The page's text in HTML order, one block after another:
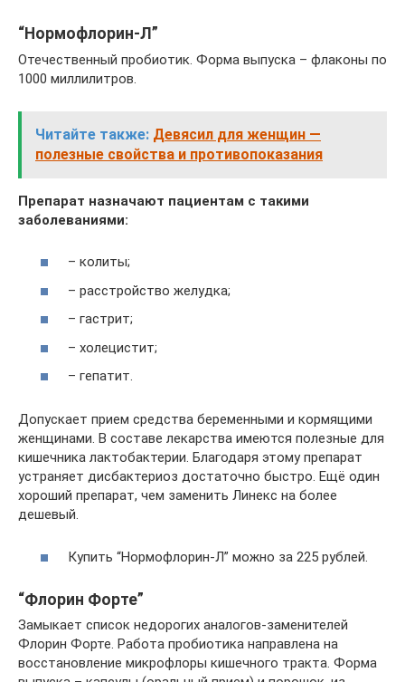
“Нормофлорин-Л”
Отечественный пробиотик. Форма выпуска – флаконы по
1000 миллилитров.
Читайте также: Девясил для женщин —
полезные свойства и противопоказания
Препарат назначают пациентам с такими
заболеваниями:
– колиты;
– расстройство желудка;
– гастрит;
– холецистит;
– гепатит.
Допускает прием средства беременными и кормящими
женщинами. В составе лекарства имеются полезные для
кишечника лактобактерии. Благодаря этому препарат
устраняет дисбактериоз достаточно быстро. Ещё один
хороший препарат, чем заменить Линекс на более
дешевый.
Купить “Нормофлорин-Л” можно за 225 рублей.
“Флорин Форте”
Замыкает список недорогих аналогов-заменителей
Флорин Форте. Работа пробиотика направлена на
восстановление микрофлоры кишечного тракта. Форма